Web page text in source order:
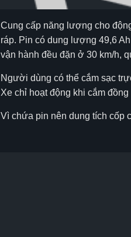
Cung cấp năng lượng cho
ráp. Pin có dung lượng 49,6
vận hành đều đặn ở 30 km/h,
Người dùng có thể cắm sạc
Xe chỉ hoạt động khi cắm
Vì chứa pin nên dung tích cốp